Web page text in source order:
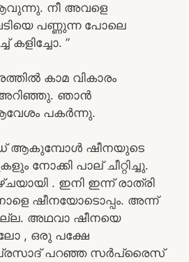
നീ അവളെ
പണ്ണുന്ന പോലെ
കളിച്ചോ. ”
കാമ വികാരം
ഞാൻ
പകർന്നു.
ആകുമ്പോൾ ഷീനയുടെ
നോക്കി പാല് ചീറ്റിച്ചു.
. ഇനി ഇന്ന് രാത്രി
ഷീനയോടൊപ്പം. അന്ന്
അഥവാ ഷീനയെ
, ഒരു പക്ഷേ
പറഞ്ഞ സർപ്രൈസ്